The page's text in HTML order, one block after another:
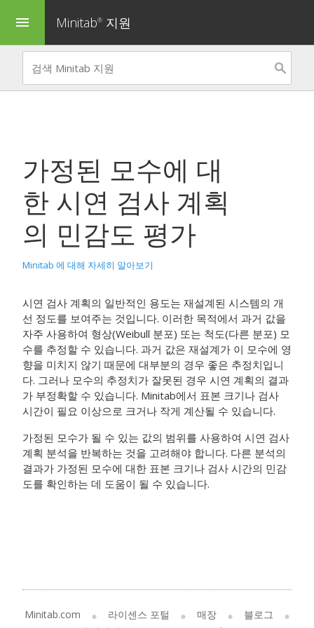
menu Minitab® 지원
가정된 모수에 대
한 시연 검사 계획
의 민감도 평가
Minitab 에 대해 자세히 알아보기
시연 검사 계획의 일반적인 용도는 재설계된 시스템의 개
선 정도를 보여주는 것입니다. 이러한 목적에서 과거 값을
자주 사용하여 형상(Weibull 분포) 또는 척도(다른 분포) 모
수를 추정할 수 있습니다. 과거 값은 재설계가 이 모수에 영
향을 미치지 않기 때문에 대부분의 경우 좋은 추정치입니
다. 그러나 모수의 추정치가 잘못된 경우 시연 계획의 결과
가 부정확할 수 있습니다. Minitab에서 표본 크기나 검사
시간이 필요 이상으로 크거나 작게 계산될 수 있습니다.
가정된 모수가 될 수 있는 값의 범위를 사용하여 시연 검사
계획 분석을 반복하는 것을 고려해야 합니다. 다른 분석의
결과가 가정된 모수에 대한 표본 크기나 검사 시간의 민감
도를 확인하는 데 도움이 될 수 있습니다.
Minitab.com 라이센스 포털 매장
블로그